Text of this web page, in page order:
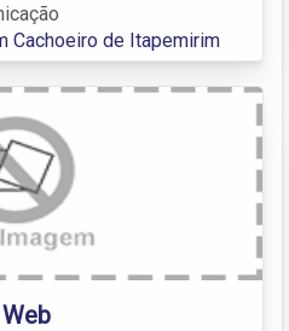
Cachoeiro de Itapemirim